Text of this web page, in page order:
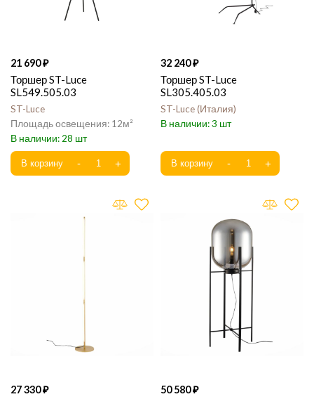
21 690
Торшер ST-Luce
SL549.505.03
ST-Luce
12
28
32 240
Торшер ST-Luce
SL305.405.03
ST-Luce Италия
3
27 330 50 580